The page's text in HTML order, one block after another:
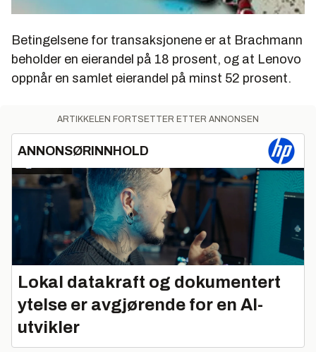
Betingelsene for transaksjonene er at Brachmann
beholder en eierandel på 18 prosent, og at Lenovo
oppnår en samlet eierandel på minst 52 prosent.
ARTIKKELEN FORTSETTER ETTER ANNONSEN
ANNONSØRINNHOLD
Lokal datakraft og dokumentert
ytelse er avgjørende for en AI-
utvikler